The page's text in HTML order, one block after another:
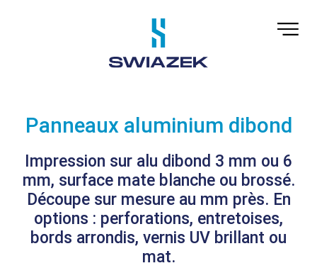
Panneaux aluminium dibond
Impression sur alu dibond 3 mm ou 6
mm, surface mate blanche ou brossé.
Découpe sur mesure au mm près. En
options : perforations, entretoises,
bords arrondis, vernis UV brillant ou
mat.